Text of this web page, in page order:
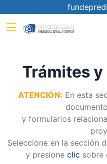
Trámites
ATENCIÓN: En esta
y formularios
Seleccione en la sección
y presione clic sobre